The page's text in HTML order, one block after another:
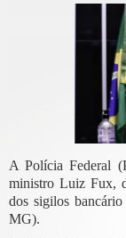
A Polícia Federal
ministro Luiz Fux,
dos sigilos
MG).